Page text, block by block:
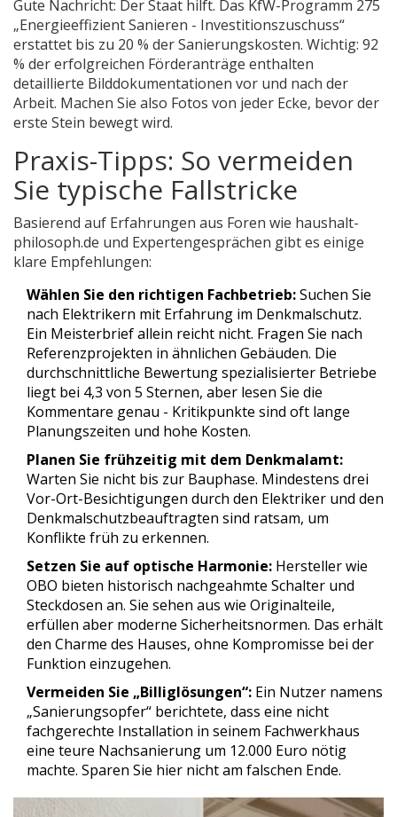
Gute Nachricht: Der Staat hilft. Das KfW-Programm 275
„Energieeffizient Sanieren - Investitionszuschuss“
erstattet bis zu 20 % der Sanierungskosten. Wichtig: 92
% der erfolgreichen Förderanträge enthalten
detaillierte Bilddokumentationen vor und nach der
Arbeit. Machen Sie also Fotos von jeder Ecke, bevor der
erste Stein bewegt wird.
Praxis-Tipps: So vermeiden
Sie typische Fallstricke
Basierend auf Erfahrungen aus Foren wie haushalt-
philosoph.de und Expertengesprächen gibt es einige
klare Empfehlungen:
Wählen Sie den richtigen Fachbetrieb:Suchen Sie
nach Elektrikern mit Erfahrung im Denkmalschutz.
Ein Meisterbrief allein reicht nicht. Fragen Sie nach
Referenzprojekten in ähnlichen Gebäuden. Die
durchschnittliche Bewertung spezialisierter Betriebe
liegt bei 4,3 von 5 Sternen, aber lesen Sie die
Kommentare genau - Kritikpunkte sind oft lange
Planungszeiten und hohe Kosten.
Planen Sie frühzeitig mit dem Denkmalamt:
Warten Sie nicht bis zur Bauphase. Mindestens drei
Vor-Ort-Besichtigungen durch den Elektriker und den
Denkmalschutzbeauftragten sind ratsam, um
Konflikte früh zu erkennen.
Setzen Sie auf optische Harmonie: Hersteller wie
OBO bieten historisch nachgeahmte Schalter und
Steckdosen an. Sie sehen aus wie Originalteile,
erfüllen aber moderne Sicherheitsnormen. Das erhält
den Charme des Hauses, ohne Kompromisse bei der
Funktion einzugehen.
Vermeiden Sie „Billiglösungen“: Ein Nutzer namens
„Sanierungsopfer“ berichtete, dass eine nicht
fachgerechte Installation in seinem Fachwerkhaus
eine teure Nachsanierung um 12.000 Euro nötig
machte. Sparen Sie hier nicht am falschen Ende.